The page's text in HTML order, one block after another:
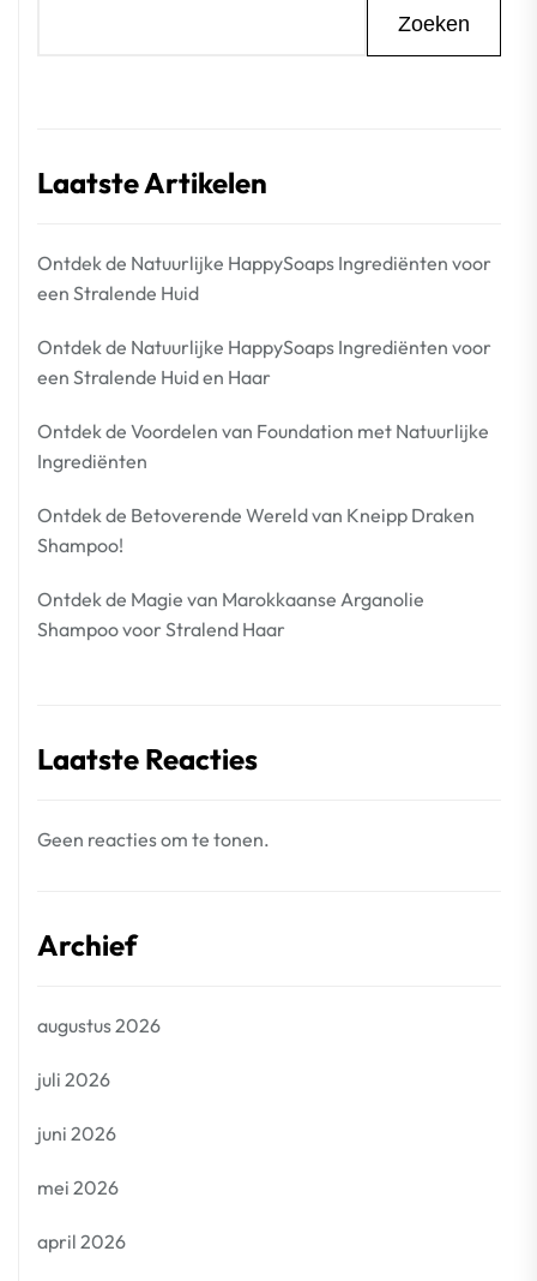
Zoeken
Laatste Artikelen
Ontdek de Natuurlijke HappySoaps Ingrediënten voor
een Stralende Huid
Ontdek de Natuurlijke HappySoaps Ingrediënten voor
een Stralende Huid en Haar
Ontdek de Voordelen van Foundation met Natuurlijke
Ingrediënten
Ontdek de Betoverende Wereld van Kneipp Draken
Shampoo!
Ontdek de Magie van Marokkaanse Arganolie
Shampoo voor Stralend Haar
Laatste Reacties
Geen reacties om te tonen.
Archief
augustus 2026
juli 2026
juni 2026
mei 2026
april 2026